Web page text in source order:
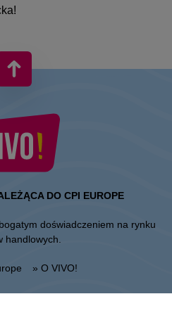
DO CPI EUROPE
doświadczeniem na rynku
handlowych.
» O VIVO!